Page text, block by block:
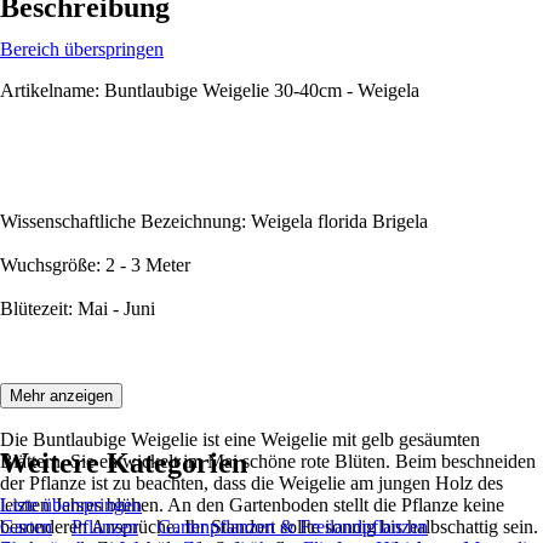
Beschreibung
Bereich überspringen
Artikelname: Buntlaubige Weigelie 30-40cm - Weigela
Wissenschaftliche Bezeichnung: Weigela florida Brigela
Wuchsgröße: 2 - 3 Meter
Blütezeit: Mai - Juni
Beschreibung:
Die Buntlaubige Weigelie ist eine Weigelie mit gelb gesäumten
Blättern. Sie entwickelt im Mai schöne rote Blüten. Beim beschneiden
der Pflanze ist zu beachten, dass die Weigelie am jungen Holz des
letzten Jahres blühen. An den Gartenboden stellt die Pflanze keine
besonderen Ansprüche. Ihr Standort sollte sonnig bis halbschattig sein.
Mehr anzeigen
Weitere Kategorien
Liste überspringen
Garten
Pflanzen
Gartenpflanzen & Freilandpflanzen